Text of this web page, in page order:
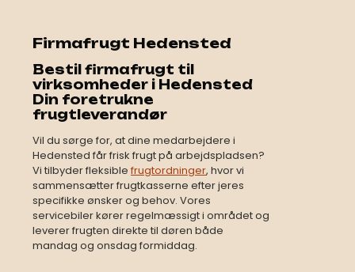
Firmafrugt Hedensted
Bestil firmafrugt til
virksomheder i Hedensted
Din foretrukne
frugtleverandør​
Vil du sørge for, at dine medarbejdere i
Hedensted får frisk frugt på arbejdspladsen?
Vi tilbyder fleksible frugtordninger, hvor vi
sammensætter frugtkasserne efter jeres
specifikke ønsker og behov. Vores
servicebiler kører regelmæssigt i området og
leverer frugten direkte til døren både
mandag og onsdag formiddag.